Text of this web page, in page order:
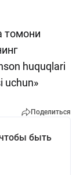
томони
huquqlari
uchun»
Поделиться
быть